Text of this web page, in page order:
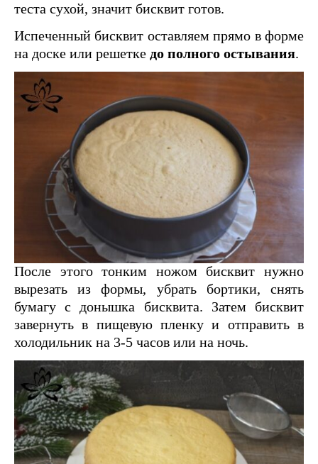
теста сухой, значит бисквит готов.
Испеченный бисквит оставляем прямо в форме
на доске или решетке до полного остывания.
После этого тонким ножом бисквит нужно
вырезать из формы, убрать бортики, снять
бумагу с донышка бисквита. Затем бисквит
завернуть в пищевую пленку и отправить в
холодильник на 3-5 часов или на ночь.